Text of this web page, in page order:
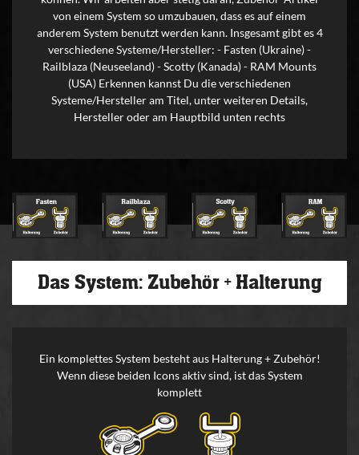
von einem System so umzubauen, dass es auf einem
anderem System benutzt werden kann. Insgesamt gibt es 4
verschiedene Systeme/Hersteller: - Fasten (Ukraine) -
Railblaza (Neuseeland) - Scotty (Kanada) - RAM Mounts
(USA) Erkennen kannst Du die verschiedenen
Systeme/Hersteller am Titel, unter weiteren Details,
Hersteller oder am Hauptbild unten rechts
Das System: Zubehör + Halterung
Ein komplettes System besteht aus Halterung + Zubehör!
Wenn diese beiden Icons aktiv sind, ist das System
komplett